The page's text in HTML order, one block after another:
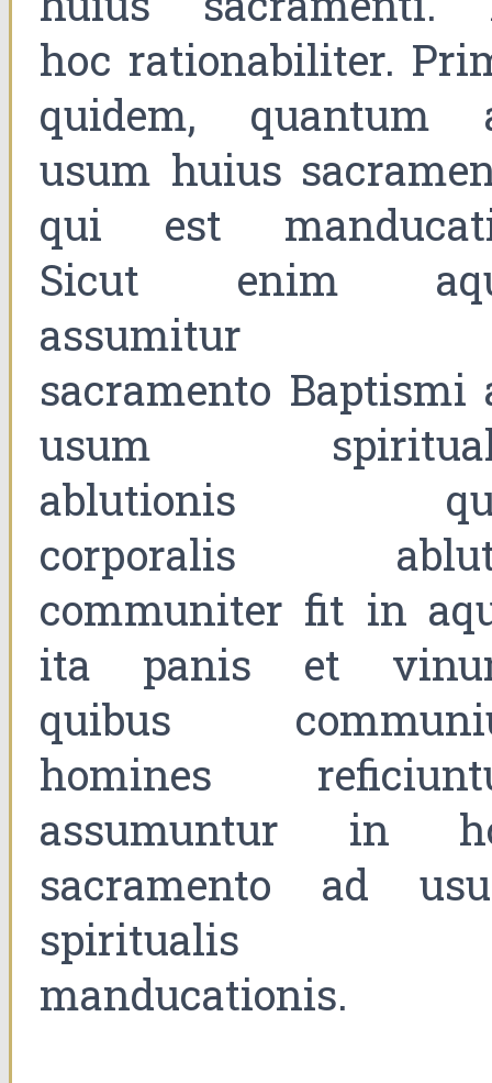
hoc rationabiliter.
quidem, quantum
usum huius
qui est
Sicut enim
assumitur
sacramento Baptismi
usum
ablutionis
corporalis
communiter fit in
ita panis et
quibus
homines
assumuntur in
sacramento ad
spiritualis
manducationis.